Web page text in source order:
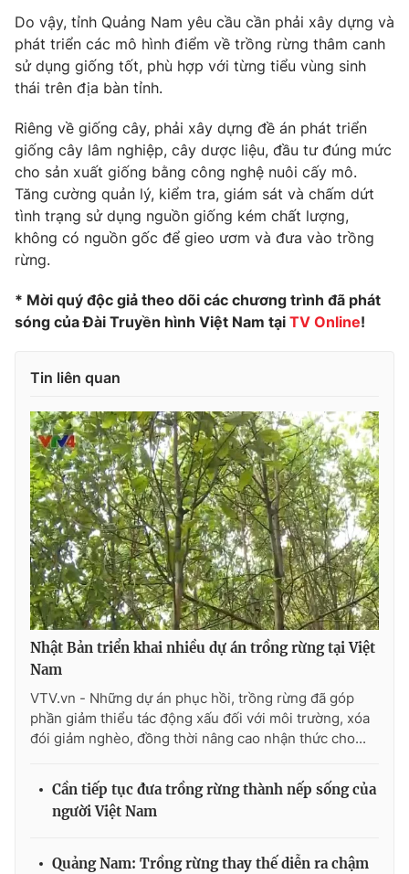
Góc doanh nghiệp
Truyền hình
Phim VTV
Hậu trường
Nhân vật
Khán giả
Giải sao mai
Giải trí
Âm nhạc
Sao
Đời sống
Du lịch
Làm đẹp
Chất lượng cuộc sống
Giáo dục
Tuyển sinh
Học trực tuyến
Công nghệ
Hitech Công nghệ tương lai
Sản phẩm
Tư vấn
Emagazine Podcast
Photo Infographic
Video Shorts video
VTV Money VTV Thể thao
VTV Sức khoẻ Bất động sản
Thị trường 24h Tấm lòng Việt
VTV9
Liên hệ tòa soạn English
Do vậy, tỉnh Quảng Nam yêu cầu cần phải xây dựng và
phát triển các mô hình điểm về trồng rừng thâm canh
sử dụng giống tốt, phù hợp với từng tiểu vùng sinh
thái trên địa bàn tỉnh.
Riêng về giống cây, phải xây dựng đề án phát triển
giống cây lâm nghiệp, cây dược liệu, đầu tư đúng mức
cho sản xuất giống bằng công nghệ nuôi cấy mô.
Tăng cường quản lý, kiểm tra, giám sát và chấm dứt
tình trạng sử dụng nguồn giống kém chất lượng,
không có nguồn gốc để gieo ươm và đưa vào trồng
rừng.
* Mời quý độc giả theo dõi các chương trình đã phát
sóng của Đài Truyền hình Việt Nam tại TV Online!
Tin liên quan
Nhật Bản triển khai nhiều dự án trồng rừng tại Việt
Nam
VTV.vn - Những dự án phục hồi, trồng rừng đã góp
phần giảm thiểu tác động xấu đối với môi trường, xóa
đói giảm nghèo, đồng thời nâng cao nhận thức cho...
Cần tiếp tục đưa trồng rừng thành nếp sống của
người Việt Nam
Quảng Nam: Trồng rừng thay thế diễn ra chậm